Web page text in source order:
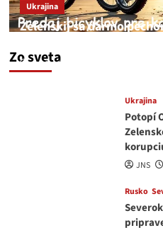
Zo sveta
Ukrajina
Zelenskij sa darmo
medvedar
Ukrajina
Potopí
JNS
Rusko